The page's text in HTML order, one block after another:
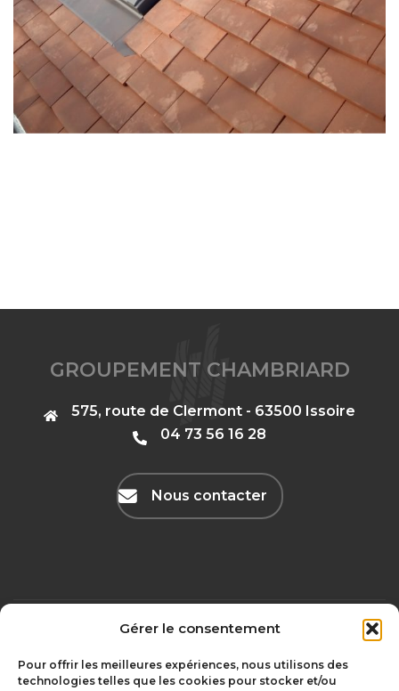
Gérer le consentement
Pour offrir les meilleures expériences, nous utilisons des
technologies telles que les cookies pour stocker et/ou
GROUPEMENT CHAMBRIARD
575, route de Clermont - 63500 Issoire
‭04 73 56 16 28‬
Nous contacter
olivgraphic.com